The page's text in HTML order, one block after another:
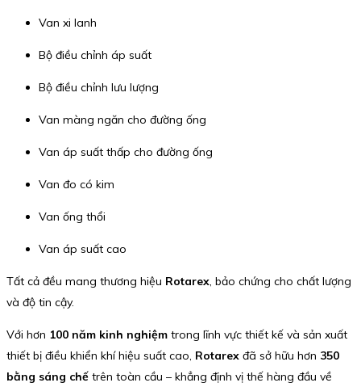
Van xi lanh
Bộ điều chỉnh áp suất
Bộ điều chỉnh lưu lượng
Van màng ngăn cho đường ống
Van áp suất thấp cho đường ống
Van đo có kim
Van ống thổi
Van áp suất cao
Tất cả đều mang thương hiệu Rotarex, bảo chứng cho chất lượng
và độ tin cậy.
Với hơn 100 năm kinh nghiệm trong lĩnh vực thiết kế và sản xuất
thiết bị điều khiển khí hiệu suất cao, Rotarex đã sở hữu hơn 350
bằng sáng chế trên toàn cầu – khẳng định vị thế hàng đầu về